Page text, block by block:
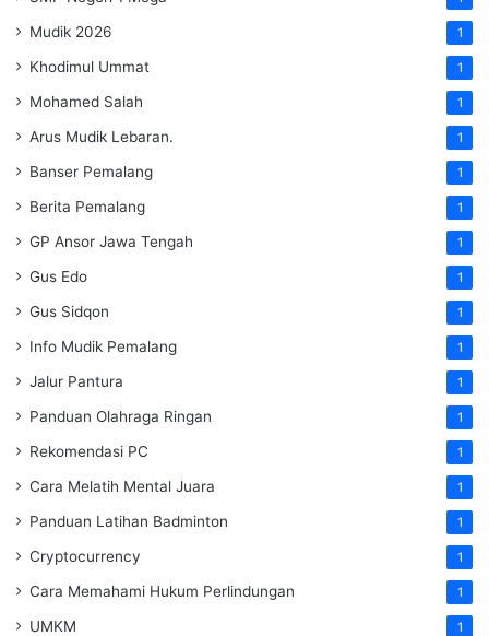
Mudik 2026 1
Khodimul Ummat 1
Mohamed Salah 1
Arus Mudik Lebaran. 1
Banser Pemalang 1
Berita Pemalang 1
GP Ansor Jawa Tengah 1
Gus Edo 1
Gus Sidqon 1
Info Mudik Pemalang 1
Jalur Pantura 1
Panduan Olahraga Ringan 1
Rekomendasi PC 1
Cara Melatih Mental Juara 1
Panduan Latihan Badminton 1
Cryptocurrency 1
Cara Memahami Hukum Perlindungan 1
UMKM 1